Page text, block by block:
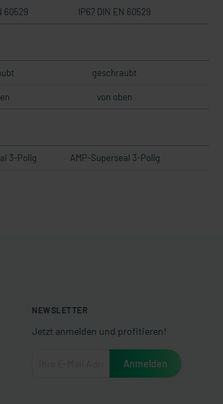
60529 IP67 DIN EN 60529
geschraubt
von oben
3-Polig AMP-Superseal 3-Polig
NEWSLETTER
Jetzt anmelden und profitieren!